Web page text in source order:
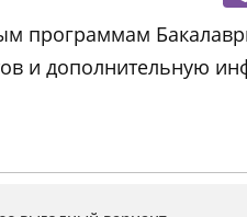
программам
и дополнительную